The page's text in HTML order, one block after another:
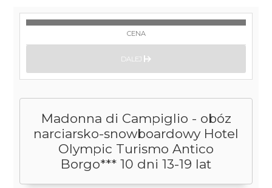
Madonna di Campiglio - obóz
narciarsko-snowboardowy Hotel
Olympic Turismo Antico
Borgo*** 10 dni 13-19 lat
CENA
DALEJ